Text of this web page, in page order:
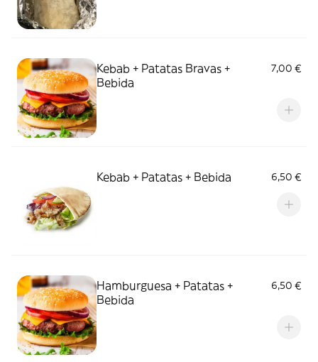
Kebab + Patatas Bravas +
Bebida
7,00 €
Kebab + Patatas + Bebida 6,50 €
Hamburguesa + Patatas +
Bebida
6,50 €